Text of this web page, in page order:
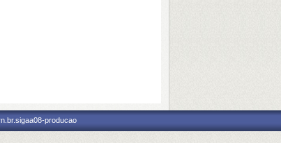
producao